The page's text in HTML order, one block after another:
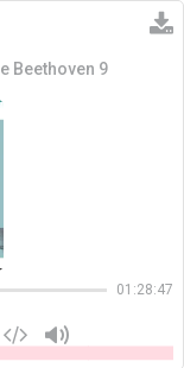
Beethoven 9
01:28:47